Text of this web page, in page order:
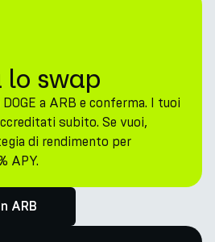
lo swap
a ARB e conferma. I tuoi
subito. Se vuoi,
di rendimento per
APY.
ARB